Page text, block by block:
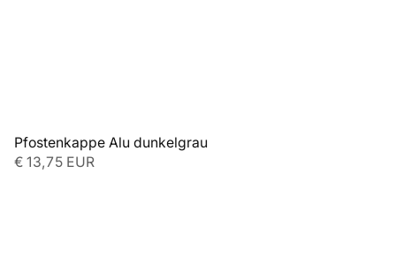
Pfostenkappe Alu dunkelgrau
€ 13,75 EUR